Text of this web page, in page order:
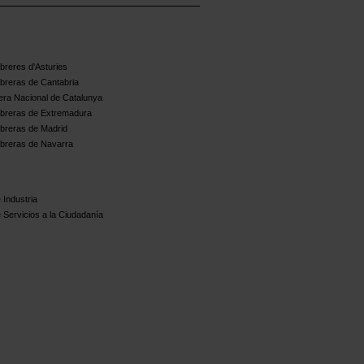
d'Asturies
de Cantabria
Nacional de Catalunya
de Extremadura
de Madrid
de Navarra
Industria
Servicios a la Ciudadanía